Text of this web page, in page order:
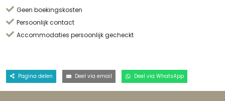
Geen boekingskosten
Persoonlijk contact
Accommodaties persoonlijk gecheckt
Pagina delen Deel via email Deel via WhatsApp